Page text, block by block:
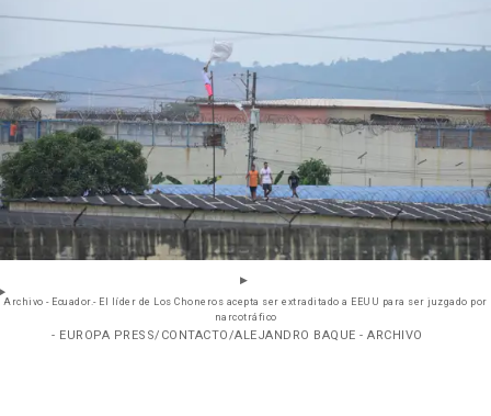
Archivo - Ecuador.- El líder de Los Choneros acepta ser extraditado a EEUU para ser juzgado por
narcotráfico
- EUROPA PRESS/CONTACTO/ALEJANDRO BAQUE - ARCHIVO